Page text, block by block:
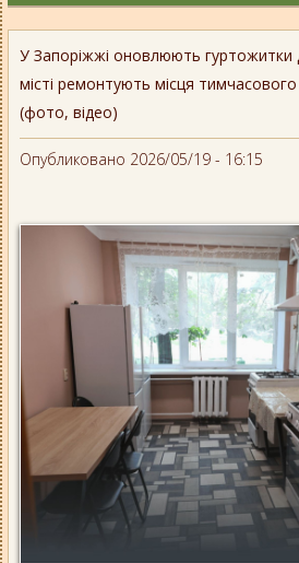
У Запоріжжі оновлюють гуртожитки
місті ремонтують місця
(фото, відео)
Опубликовано 2026/05/19 - 16:15